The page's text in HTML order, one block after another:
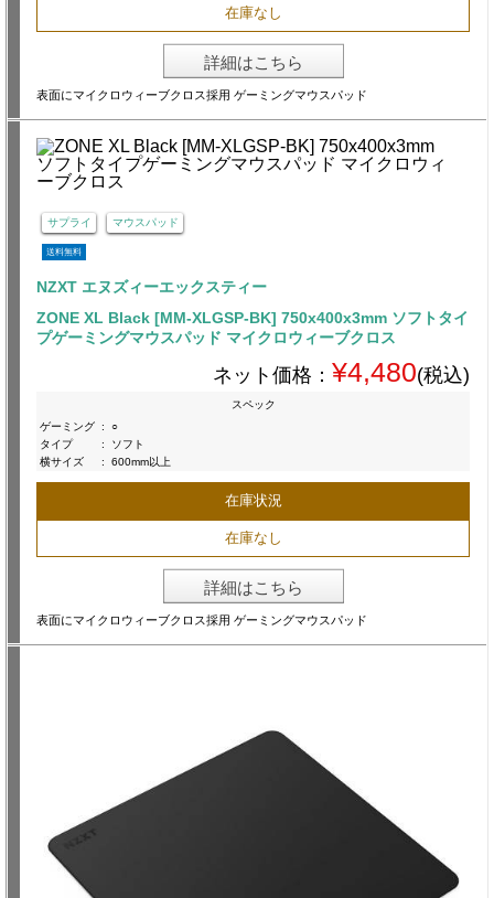
在庫なし
詳細はこちら
表面にマイクロウィーブクロス採用 ゲーミングマウスパッド
サプライ マウスパッド
送料無料
NZXT エヌズィーエックスティー
ZONE XL Black [MM-XLGSP-BK] 750x400x3mm ソフトタイ
プゲーミングマウスパッド マイクロウィーブクロス
ネット価格： ¥4,480(税込)
スペック
ゲーミング :
○
タイプ
:
ソフト
横サイズ
: 600mm以上
在庫状況
在庫なし
詳細はこちら
表面にマイクロウィーブクロス採用 ゲーミングマウスパッド